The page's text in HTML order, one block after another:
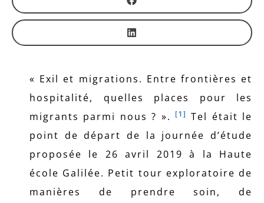
« Exil et migrations. Entre frontières et
hospitalité, quelles places pour les
migrants parmi nous ? ». [1] Tel était le
point de départ de la journée d’étude
proposée le 26 avril 2019 à la Haute
école Galilée. Petit tour exploratoire de
manières de prendre soin, de